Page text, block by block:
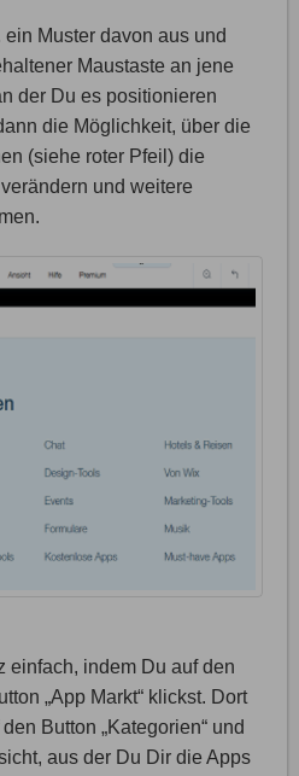
Muster davon aus und
Maustaste an jene
der Du es positionieren
die Möglichkeit, über die
(siehe roter Pfeil) die
und weitere
einfach, indem Du auf den
„App Markt“ klickst. Dort
Button „Kategorien“ und
aus der Du Dir die Apps